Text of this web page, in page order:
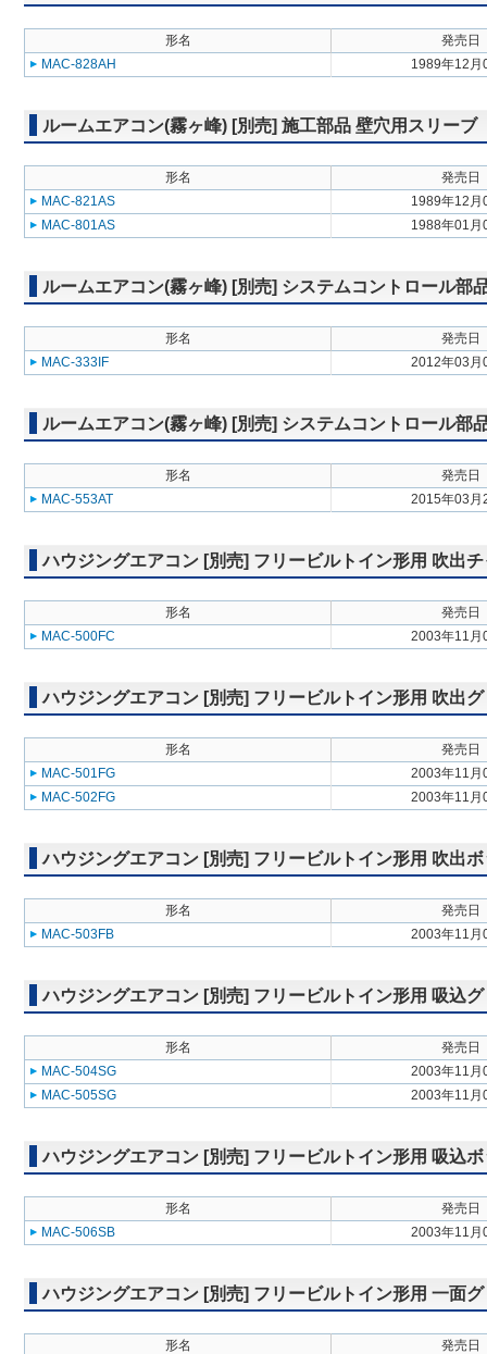
形名
発売日
MAC-828AH
1989年12月
ルームエアコン(霧ヶ峰) [別売] 施工部品 壁穴用スリーブ
形名
発売日
MAC-821AS
1989年12月
MAC-801AS
1988年01月
ルームエアコン(霧ヶ峰) [別売] システムコントロール部
形名
発売日
MAC-333IF
2012年03月
ルームエアコン(霧ヶ峰) [別売] システムコントロール部
形名
発売日
MAC-553AT
2015年03月
ハウジングエアコン [別売] フリービルトイン形用 吹
形名
発売日
MAC-500FC
2003年11月
ハウジングエアコン [別売] フリービルトイン形用 吹
形名
発売日
MAC-501FG
2003年11月
MAC-502FG
2003年11月
ハウジングエアコン [別売] フリービルトイン形用 吹
形名
発売日
MAC-503FB
2003年11月
ハウジングエアコン [別売] フリービルトイン形用 吸
形名
発売日
MAC-504SG
2003年11月
MAC-505SG
2003年11月
ハウジングエアコン [別売] フリービルトイン形用 吸
形名
発売日
MAC-506SB
2003年11月
ハウジングエアコン [別売] フリービルトイン形用 一
形名
発売日